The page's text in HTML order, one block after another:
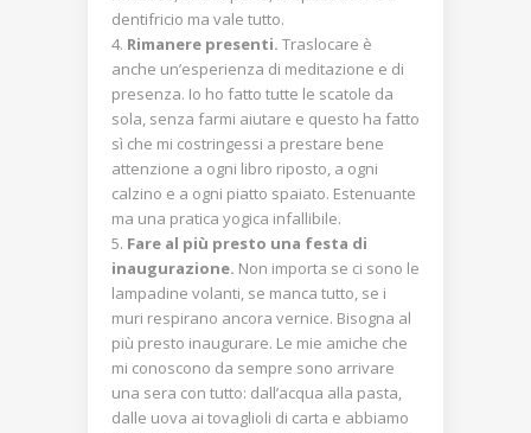
dentifricio ma vale tutto.
Rimanere presenti. Traslocare è
anche un’esperienza di meditazione e di
presenza. Io ho fatto tutte le scatole da
sola, senza farmi aiutare e questo ha fatto
sì che mi costringessi a prestare bene
attenzione a ogni libro riposto, a ogni
calzino e a ogni piatto spaiato. Estenuante
ma una pratica yogica infallibile.
Fare al più presto una festa di
inaugurazione. Non importa se ci sono le
lampadine volanti, se manca tutto, se i
muri respirano ancora vernice. Bisogna al
più presto inaugurare. Le mie amiche che
mi conoscono da sempre sono arrivare
una sera con tutto: dall’acqua alla pasta,
dalle uova ai tovaglioli di carta e abbiamo